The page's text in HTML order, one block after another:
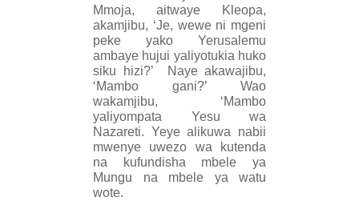
Mmoja, aitwaye Kleopa,
akamjibu, ‘Je, wewe ni mgeni
peke yako Yerusalemu
ambaye hujui yaliyotukia huko
siku hizi?’
Naye akawajibu,
‘Mambo gani?’ Wao
wakamjibu, ‘Mambo
yaliyompata Yesu wa
Nazareti. Yeye alikuwa nabii
mwenye uwezo wa kutenda
na kufundisha mbele ya
Mungu na mbele ya watu
wote.